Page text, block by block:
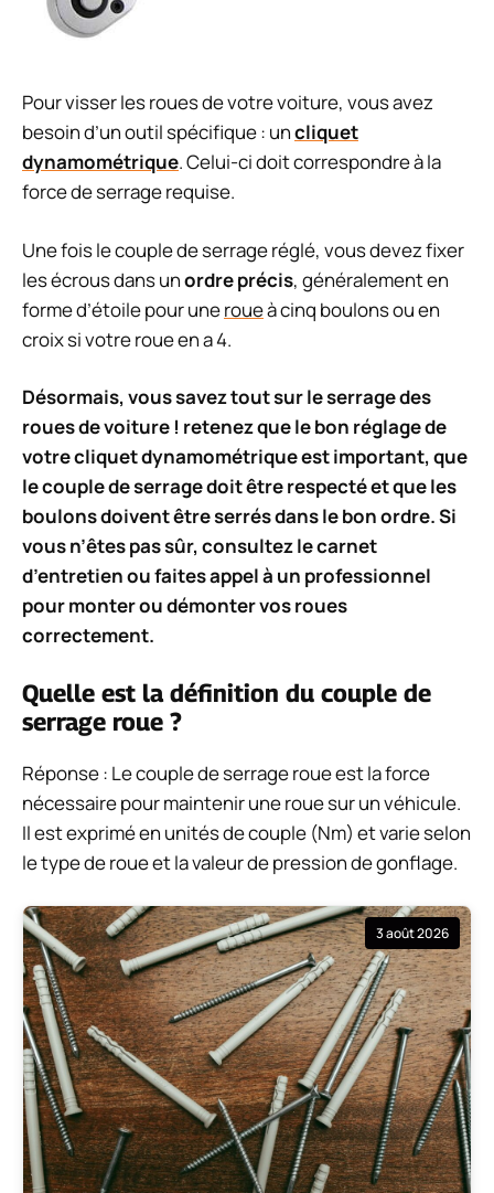
Pour visser les roues de votre voiture, vous avez
besoin d’un outil spécifique : uncliquet
dynamométrique. Celui-ci doit correspondre à la
force de serrage requise.
Une fois le couple de serrage réglé, vous devez fixer
les écrous dans unordre précis, généralement en
forme d’étoile pour uneroueà cinq boulons ou en
croix si votre roue en a 4.
Désormais, vous savez tout sur le serrage des
roues de voiture ! retenez que le bon réglage de
votre cliquet dynamométrique est important, que
le couple de serrage doit être respecté et que les
boulons doivent être serrés dans le bon ordre. Si
vous n’êtes pas sûr, consultez le carnet
d’entretien ou faites appel à un professionnel
pour monter ou démonter vos roues
correctement.
Quelle est la définition du couple de
serrage roue ?
Réponse : Le couple de serrage roue est la force
nécessaire pour maintenir une roue sur un véhicule.
Il est exprimé en unités de couple (Nm) et varie selon
le type de roue et la valeur de pression de gonflage.
3 août 2026